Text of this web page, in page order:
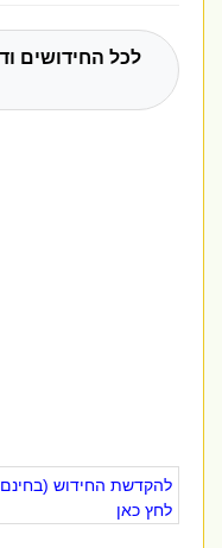
לכל החידושים
להקדשת החידוש (בחינם!)
לחץ כאן